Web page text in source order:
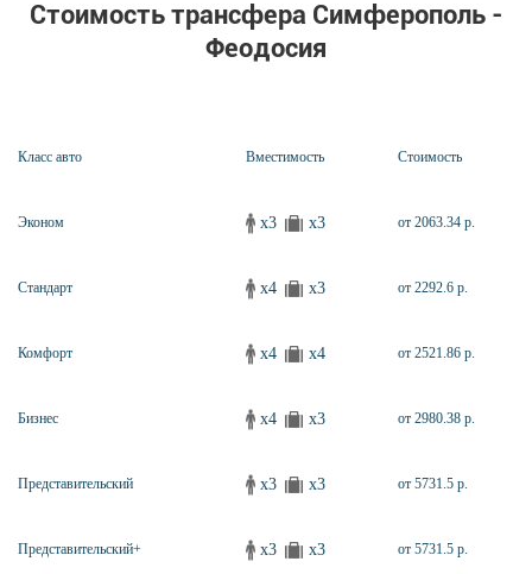
Стоимость трансфера Симферополь -
Феодосия
Класс авто Вместимость Стоимость
Эконом x3 x3 от 2063.34 р.
Стандарт x4 x3 от 2292.6 р.
Комфорт x4 x4 от 2521.86 р.
Бизнес x4 x3 от 2980.38 р.
Представительский x3 x3 от 5731.5 р.
Представительский+ x3 x3 от 5731.5 р.